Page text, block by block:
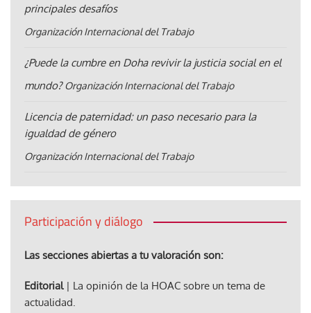
principales desafíos
Organización Internacional del Trabajo
¿Puede la cumbre en Doha revivir la justicia social en el
mundo? Organización Internacional del Trabajo
Licencia de paternidad: un paso necesario para la
igualdad de género
Organización Internacional del Trabajo
Participación y diálogo
Las secciones abiertas a tu valoración son:
Editorial| La opinión de la HOAC sobre un tema de
actualidad.